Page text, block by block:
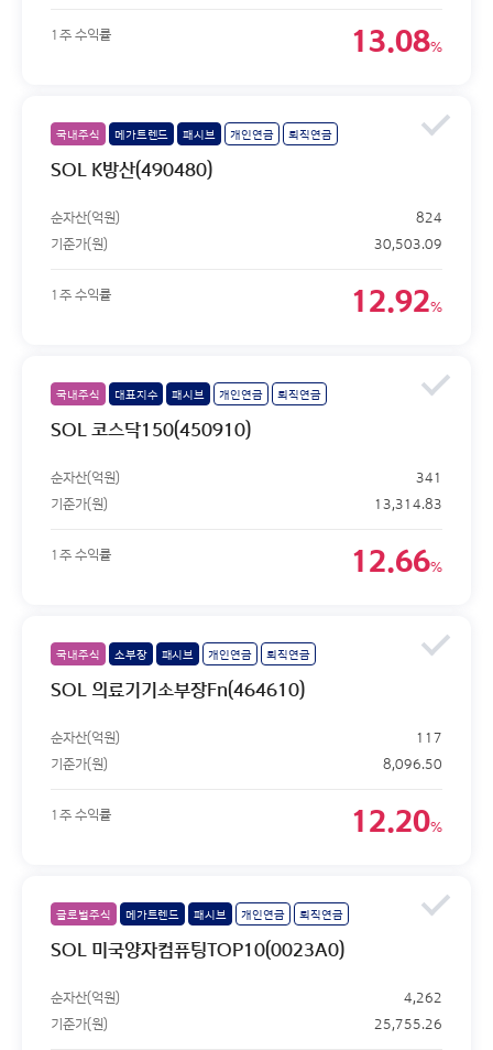
1주 수익률 13.08%
국내주식 메가트렌드 패시브 개인연금 퇴직연금
SOL K방산(490480)
순자산(억원)
824
기준가(원)
30,503.09
1주 수익률 12.92%
국내주식 대표지수 패시브 개인연금 퇴직연금
SOL 코스닥150(450910)
순자산(억원)
341
기준가(원)
13,314.83
1주 수익률 12.66%
국내주식 소부장 패시브 개인연금 퇴직연금
SOL 의료기기소부장Fn(464610)
순자산(억원)
117
기준가(원)
8,096.50
1주 수익률 12.20%
글로벌주식 메가트렌드 패시브 개인연금 퇴직연금
SOL 미국양자컴퓨팅TOP10(0023A0)
순자산(억원)
4,262
기준가(원)
25,755.26